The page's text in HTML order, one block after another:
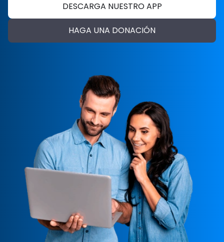
DESCARGA NUESTRO APP
HAGA UNA DONACIÓN